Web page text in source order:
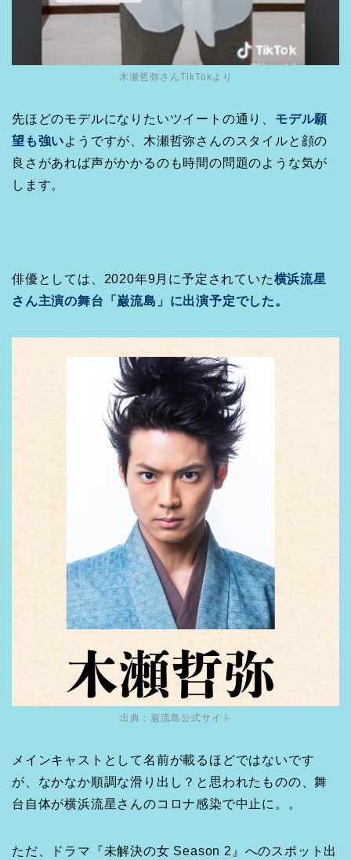
木瀬哲弥さんTikTokより
先ほどのモデルになりたいツイートの通り、 モデル願
望も強いようですが、木瀬哲弥さんのスタイルと顔の
良さがあれば声がかかるのも時間の問題のような気が
します。
俳優としては、2020年9月に予定されていた横浜流星
さん主演の舞台「巌流島」に出演予定でした。
出典： 巌流島公式サイト
メインキャストとして名前が載るほどではないです
が、なかなか順調な滑り出し？と思われたものの、舞
台自体が横浜流星さんのコロナ感染で中止に。。
ただ、ドラマ『未解決の女 Season 2』へのスポット出